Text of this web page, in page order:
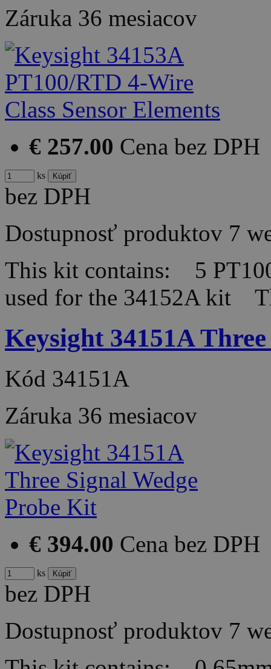
Záruka 36 mesiacov
€ 257.00 Cena bez DPH
ks
bez DPH
Dostupnosť produktov 7
This kit contains: 5
used for the 34152A kit
Keysight 34151A
Kód 34151A
Záruka 36 mesiacov
€ 394.00 Cena bez DPH
ks
bez DPH
Dostupnosť produktov 7